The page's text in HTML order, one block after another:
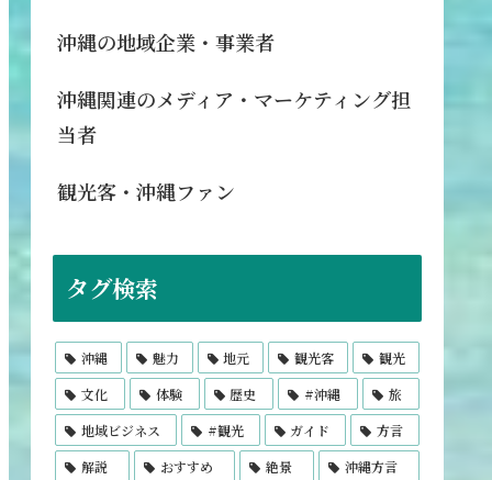
沖縄の地域企業・事業者
沖縄関連のメディア・マーケティング担
当者
観光客・沖縄ファン
タグ検索
沖縄 魅力 地元 観光客
観光
文化
体験 歴史 #沖縄
旅
地域ビジネス
#観光 ガイド
方言
解説
おすすめ 絶景
沖縄方言